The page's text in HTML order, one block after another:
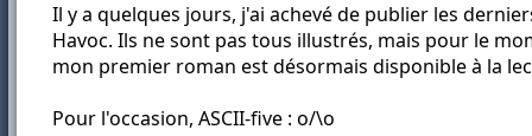
Il y a quelques jours, j'ai achevé de publier les
Havoc. Ils ne sont pas tous illustrés, mais pour le
mon premier roman est désormais disponible à la
Pour l'occasion, ASCII-five : o/\o